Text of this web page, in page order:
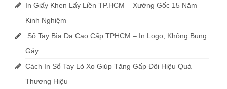
In Giấy Khen Lấy Liền TP.HCM – Xưởng Gốc 15 Năm
Kinh Nghiệm
Sổ Tay Bìa Da Cao Cấp TPHCM – In Logo, Không Bung
Gáy
Cách In Sổ Tay Lò Xo Giúp Tăng Gấp Đôi Hiệu Quả
Thương Hiệu